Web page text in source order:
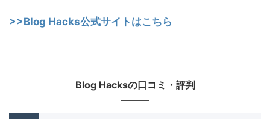
>>Blog Hacks公式サイトはこちら
Blog Hacksの口コミ・評判